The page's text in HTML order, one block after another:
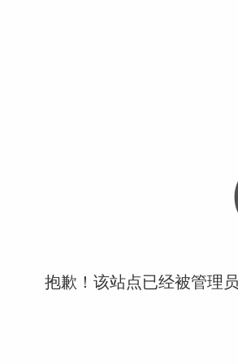
抱歉！该站点已经被管理